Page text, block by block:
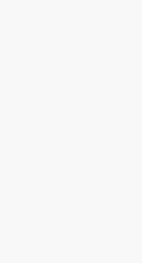
a bájná stvoření.
i během zimní
na vlastní
interiér: 28
střeží
vedle se
čeká
sálu,
baroka. Stejně
muzeum Tirol